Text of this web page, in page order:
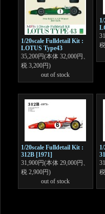
1/20scale Fulldetail Kit :
LOTUS Type43
35,200円(本体 32,000円、
税 3,200円)
out of stock
1/20scale Fulldetail Kit :
312B [1971]
31,900円(本体 29,000円、
税 2,900円)
out of stock